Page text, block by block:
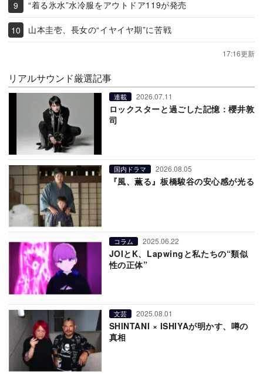
“着る氷水”水冷服をアウトドア119が発売
山本圭壱、長女の“イヤイヤ期”に苦戦
17:16更新
リアルサウンド厳選記事
連載 2026.07.11
ロックスターと過ごした記憶：櫻井敦
司
国内ドラマ 2026.08.05
『風、薫る』板橋駿谷の安心感が光る
コラム 2025.06.22
JOIとK、Lapwingと私たちの“類似
性の正体”
文芸 2025.08.01
SHINTANI × ISHIYAが明かす、噂の
真相